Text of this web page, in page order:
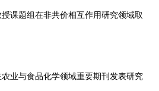
课题组在非共价相互作用研究领域取
业与食品化学领域重要期刊发表研究